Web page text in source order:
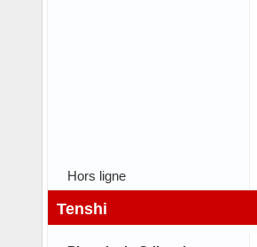
Hors ligne
Tenshi